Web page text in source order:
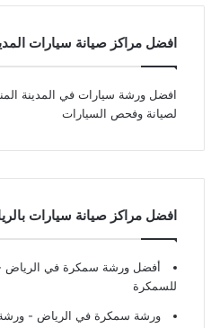
افضل مراكز صيانة سيارات
افضل ورشة سيارات في المدينة
لصيانة وفحص السيارات
افضل مراكز صيانة سيارات
أفضل ورشة سمكرة في الرياض
للسمكرة
ورشة سمكرة في الرياض -